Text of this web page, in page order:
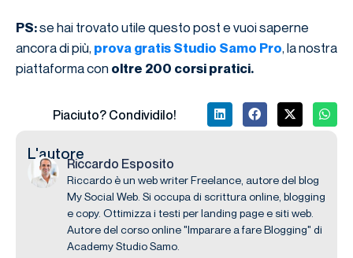
PS:se hai trovato utile questo post e vuoi saperne
ancora di più, prova gratis Studio Samo Pro, la nostra
piattaforma con oltre 200 corsi pratici.
Piaciuto? Condividilo!
L'autore
Riccardo Esposito
Riccardo è un web writer Freelance, autore del blog
My Social Web. Si occupa di scrittura online, blogging
e copy. Ottimizza i testi per landing page e siti web.
Autore del corso online "Imparare a fare Blogging" di
Academy Studio Samo.